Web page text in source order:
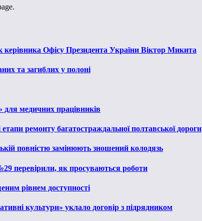
керівника Офісу Президента України Віктор Микита
та загиблих у полоні
для медичних працівників
ремонту багатостраждальної полтавської дороги
повністю замінюють зношений колодязь
перевірили, як просуваються роботи
рівнем доступності
культури» уклало договір з підрядником